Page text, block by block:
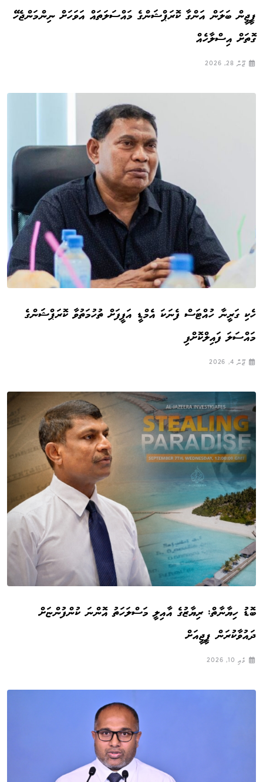
ޕީޖީން ބަލަން އަންގާ ކޮރަޕްޝަންގެ މައްސަލަތައް އަވަހަށް ނިންމަންޖެހޭ
ގޮތަށް އިސްލާހެއް
ޖޫން 28, 2026
ހެކި ގަރީނާ ހުއްޓަސް ފެނަކަ އެމްޑީ އަފީފަށް ތުހުމަތުވާ ކޮރަޕްޝަންގެ
މައްސަލަ ފައިލްކޮށްފި
ޖޫން 4, 2026
ބޮޑު ހިޔާނާތް: ރިޔާޒުގެ އާއިލީ މަސްލަހަތު އޮންނަ ކުންފުންޏަށް
ދައުވާކުރަން ޕީޖީއަށް
މެއި 10, 2026